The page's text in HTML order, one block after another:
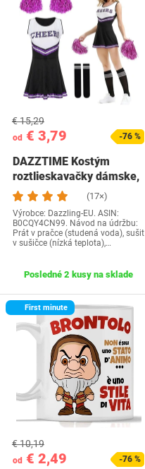
od € 3,79
€ 15,29
-76 %
DAZZTIME Kostým
roztlieskavačky dámske,
kostým…
(17×)
Výrobce: Dazzling-EU. ASIN:
B0CQY4CN99. Návod na údržbu:
Prát v pračce (studená voda), sušit
v sušičce (nízká teplota),…
Posledné 2 kusy na sklade
First minute
od € 2,49
€ 10,19
-76 %